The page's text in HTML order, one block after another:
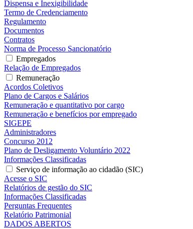
Dispensa e Inexigibilidade
Termo de Credenciamento
Regulamento
Documentos
Contratos
Norma de Processo Sancionatório
Empregados
Relação de Empregados
Remuneração
Acordos Coletivos
Plano de Cargos e Salários
Remuneração e quantitativo por cargo
Remuneração e benefícios por empregado
SIGEPE
Administradores
Concurso 2012
Plano de Desligamento Voluntário 2022
Informações Classificadas
Serviço de informação ao cidadão (SIC)
Acesse o SIC
Relatórios de gestão do SIC
Informações Classificadas
Perguntas Frequentes
Relatório Patrimonial
DADOS ABERTOS